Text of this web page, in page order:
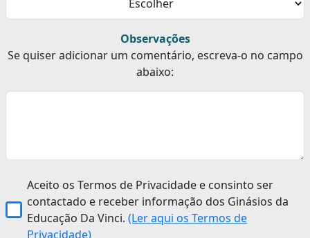
Observações
Se quiser adicionar um comentário, escreva-o no campo
abaixo:
Aceito os Termos de Privacidade e consinto ser
contactado e receber informação dos Ginásios da
Educação Da Vinci.(Ler aqui os Termos de
Privacidade)